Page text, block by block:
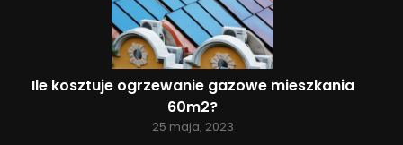
Ile kosztuje ogrzewanie gazowe mieszkania
60m2?
25 maja, 2023